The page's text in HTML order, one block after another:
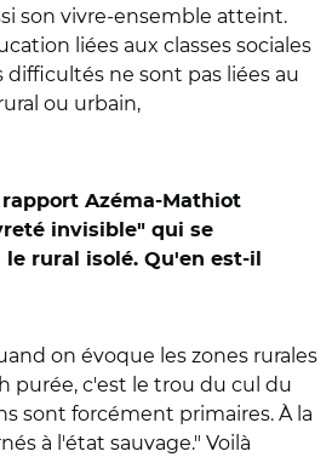
son vivre-ensemble atteint.
liées aux classes sociales
ne sont pas liées au
ou urbain,
Azéma-Mathiot
invisible" qui se
rural isolé. Qu'en est-il
on évoque les zones rurales
purée, c'est le trou du cul du
sont forcément primaires. À la
à l'état sauvage." Voilà